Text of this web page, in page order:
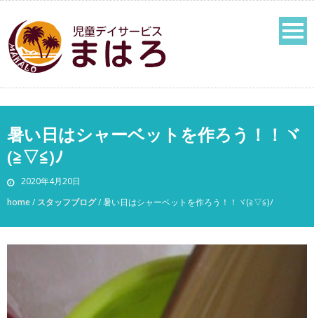
暑い日はシャーベットを作ろう！！ヾ
(≧▽≦)ﾉ
2020年4月20日
home/ スタッフブログ/暑い日はシャーベットを作ろう！！ヾ(≧▽≦)ﾉ